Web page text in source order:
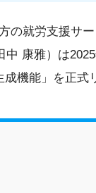
の就労支援サ
康雅）は
機能」を正式